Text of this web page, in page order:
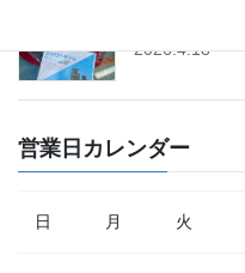
2026.4.18
営業日カレンダー
日 月 火